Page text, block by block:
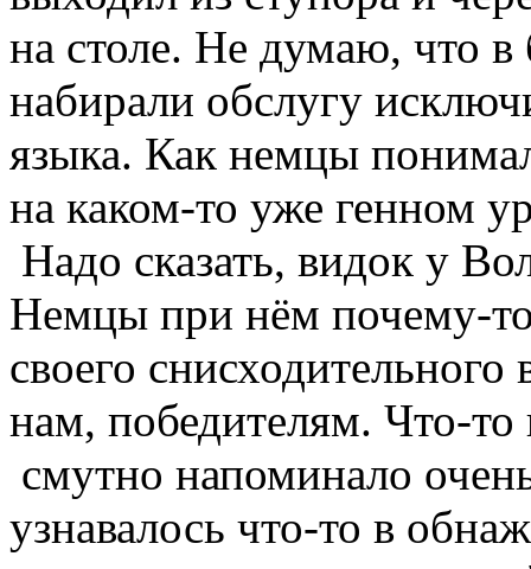
на столе. Не думаю, что в
набирали обслугу
языка. Как немцы
на каком-то уже генном
Надо сказать, видок у
Немцы при нём почему-
своего
нам, победителям. Что-
смутно напоминало
узнавалось что-то в